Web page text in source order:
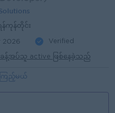
န်ကုန်တိုင်း
2026 Verified
န့်အပ်သူ active ဖြစ်နေခဲ့သည်
ြည့်မယ်